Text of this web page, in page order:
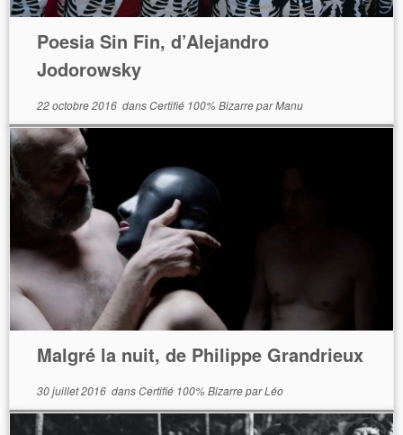
Poesia Sin Fin, d’Alejandro
Jodorowsky
22 octobre 2016dansCertifié 100% BizarreparManu
Malgré la nuit, de Philippe Grandrieux
30 juillet 2016dansCertifié 100% BizarreparLéo